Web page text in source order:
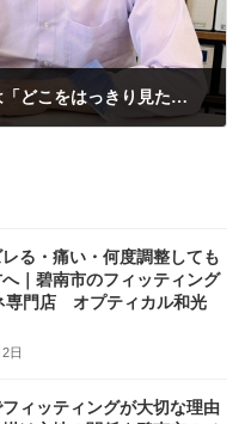
遠近両用メガネを作る時のコツは「どこをはっきり見たいか」を伝えること
る・痛い・何度調整しても
｜碧南市のフィッティング
専門店 オプティカル和光
日
ィッティングが大切な理由